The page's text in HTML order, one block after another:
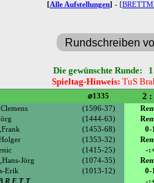
Alle Aufstellungen - [
Rundschreiben
Die gewünschte
Spieltag-Hinweis: TuS
⌀1335 2 :
(1596-37)
(1444-63)
(1453-68) 0-
(1353-32)
(1415-25) -
Jörg (1074-35)
Erik (1013-12) 0-